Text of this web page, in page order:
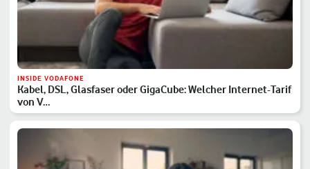
INSIDE VODAFONE
Kabel, DSL, Glasfaser oder GigaCube: Welcher Internet-Tarif
von V…